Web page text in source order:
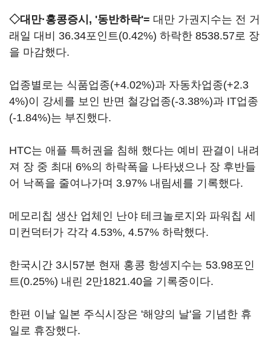
◇대만·홍콩증시, '동반하락'= 대만 가권지수는 전 거
래일 대비 36.34포인트(0.42%) 하락한 8538.57로 장
을 마감했다.
업종별로는 식품업종(+4.02%)과 자동차업종(+2.3
4%)이 강세를 보인 반면 철강업종(-3.38%)과 IT업종
(-1.84%)는 부진했다.
HTC는 애플 특허권을 침해 했다는 예비 판결이 내려
져 장 중 최대 6%의 하락폭을 나타냈으나 장 후반들
어 낙폭을 줄여나가며 3.97% 내림세를 기록했다.
메모리칩 생산 업체인 난야 테크놀로지와 파워칩 세
미컨덕터가 각각 4.53%, 4.57% 하락했다.
한국시간 3시57분 현재 홍콩 항셍지수는 53.98포인
트(0.25%) 내린 2만1821.40을 기록중이다.
한편 이날 일본 주식시장은 '해양의 날'을 기념한 휴
일로 휴장했다.